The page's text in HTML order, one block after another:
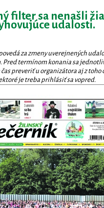
filter sa nenašli
udalosti.
za zmeny uverejnených
Pred termínom konania sa
preveriť u organizátora aj z toho
je treba prihlásiť sa vopred.